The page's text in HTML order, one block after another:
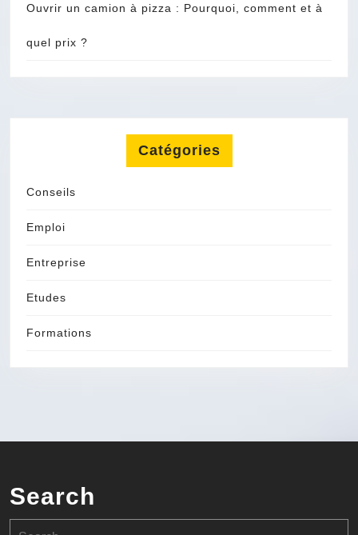
Ouvrir un camion à pizza : Pourquoi, comment et à
quel prix ?
Catégories
Conseils
Emploi
Entreprise
Etudes
Formations
Search